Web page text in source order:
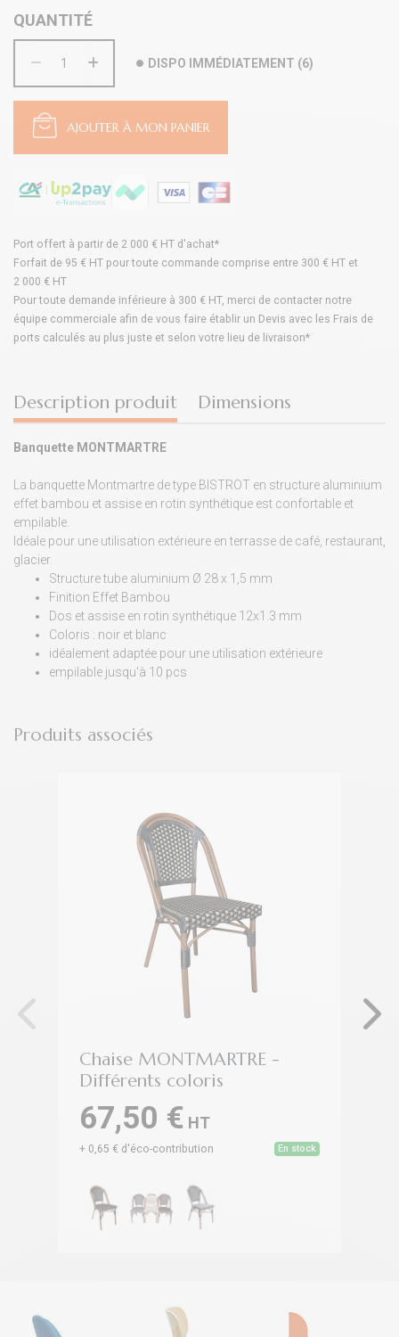
QUANTITÉ
DISPO IMMÉDIATEMENT (6)
AJOUTER À MON PANIER
Port offert à partir de 2 000 € HT d'achat*
Forfait de 95 € HT pour toute commande comprise entre 300 € HT et
2 000 € HT
Pour toute demande inférieure à 300 € HT, merci de contacter notre
équipe commerciale afin de vous faire établir un Devis avec les Frais de
ports calculés au plus juste et selon votre lieu de livraison*
Description produit Dimensions
Banquette MONTMARTRE
La banquette Montmartre de type BISTROT en structure aluminium
effet bambou et assise en rotin synthétique est confortable et
empilable.
Idéale pour une utilisation extérieure en terrasse de café, restaurant,
glacier.
Structure tube aluminium Ø 28 x 1,5 mm
Finition Effet Bambou
Dos et assise en rotin synthétique 12x1.3 mm
Coloris : noir et blanc
idéalement adaptée pour une utilisation extérieure
empilable jusqu'à 10 pcs
Produits associés
Chaise MONTMARTRE -
Différents coloris
67,50 € HT
+ 0,65 € d'éco-contribution En stock